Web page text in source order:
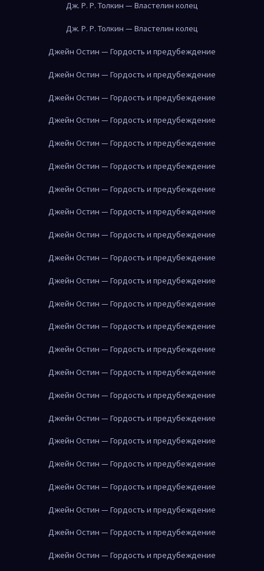
Дж. Р. Р. Толкин — Властелин колец
Дж. Р. Р. Толкин — Властелин колец
Джейн Остин — Гордость и предубеждение
Джейн Остин — Гордость и предубеждение
Джейн Остин — Гордость и предубеждение
Джейн Остин — Гордость и предубеждение
Джейн Остин — Гордость и предубеждение
Джейн Остин — Гордость и предубеждение
Джейн Остин — Гордость и предубеждение
Джейн Остин — Гордость и предубеждение
Джейн Остин — Гордость и предубеждение
Джейн Остин — Гордость и предубеждение
Джейн Остин — Гордость и предубеждение
Джейн Остин — Гордость и предубеждение
Джейн Остин — Гордость и предубеждение
Джейн Остин — Гордость и предубеждение
Джейн Остин — Гордость и предубеждение
Джейн Остин — Гордость и предубеждение
Джейн Остин — Гордость и предубеждение
Джейн Остин — Гордость и предубеждение
Джейн Остин — Гордость и предубеждение
Джейн Остин — Гордость и предубеждение
Джейн Остин — Гордость и предубеждение
Джейн Остин — Гордость и предубеждение
Джейн Остин — Гордость и предубеждение